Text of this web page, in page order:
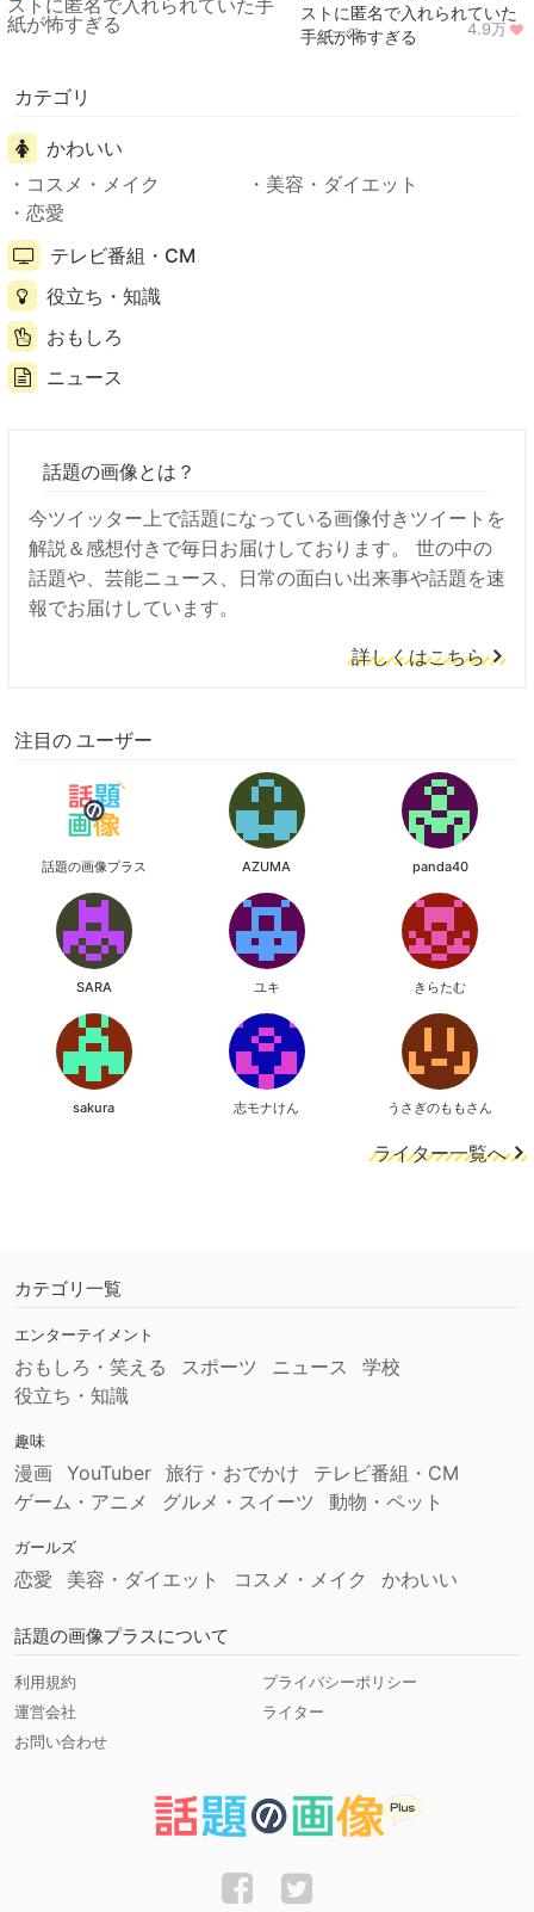
ストに匿名で入れられていた
手紙が怖すぎる
ニュース 4.9万
カテゴリ
かわいい
コスメ・メイク
美容・ダイエット
恋愛
テレビ番組・CM
役立ち・知識
おもしろ
ニュース
話題の画像とは？
今ツイッター上で話題になっている画像付きツイートを
解説＆感想付きで毎日お届けしております。 世の中の
話題や、芸能ニュース、日常の面白い出来事や話題を速
報でお届けしています。
詳しくはこちら
注目の ユーザー
話題の画像プラス AZUMA panda40
SARA ユキ きらたむ
sakura 志モナけん うさぎのももさん
ライター一覧へ
カテゴリ一覧
エンターテイメント
おもしろ・笑える スポーツ ニュース
学校
役立ち・知識
趣味
漫画 YouTuber 旅行・おでかけ
テレビ番組・CM
ゲーム・アニメ
グルメ・スイーツ 動物・ペット
ガールズ
恋愛 美容・ダイエット コスメ・メイク かわいい
話題の画像プラスについて
利用規約
プライバシーポリシー
運営会社
ライター
お問い合わせ